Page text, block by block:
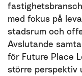
med fokus på
stadsrum och
Avslutande
för Future Place
större perspektiv